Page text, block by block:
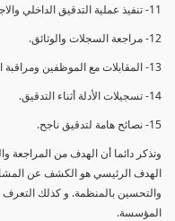
11- تنفيذ عملية التدقيق الداخلي والاجتماع الافتتاحي.
12- مراجعة السجلات والوثائق.
13- المقابلات مع الموظفين ومراقبة الانشطة والمرافق.
14- تسجيلات الأدلة أثناء التدقيق.
15- نصائح هامة لتدقيق ناجح.
وتذكر دائما أن الهدف من المراجعة
الهدف الرئيسي هو الكشف عن
والتحسين بالمنظمة. و كذلك
المؤسسة.